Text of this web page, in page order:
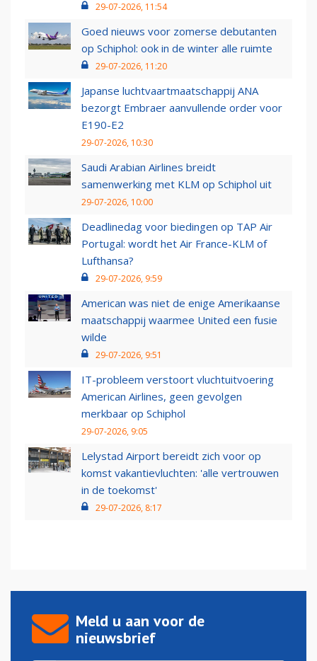
29-07-2026, 11:54
Goed nieuws voor zomerse debutanten
op Schiphol: ook in de winter alle ruimte
29-07-2026, 11:20
Japanse luchtvaartmaatschappij ANA
bezorgt Embraer aanvullende order voor
E190-E2
29-07-2026, 10:30
Saudi Arabian Airlines breidt
samenwerking met KLM op Schiphol uit
29-07-2026, 10:00
Deadlinedag voor biedingen op TAP Air
Portugal: wordt het Air France-KLM of
Lufthansa?
29-07-2026, 9:59
American was niet de enige Amerikaanse
maatschappij waarmee United een fusie
wilde
29-07-2026, 9:51
IT-probleem verstoort vluchtuitvoering
American Airlines, geen gevolgen
merkbaar op Schiphol
29-07-2026, 9:05
Lelystad Airport bereidt zich voor op
komst vakantievluchten: 'alle vertrouwen
in de toekomst'
29-07-2026, 8:17
Meld u aan voor de
nieuwsbrief